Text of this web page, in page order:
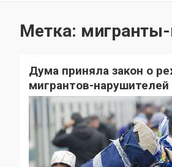
Метка:
Дума приняла закон о
мигрантов-нарушителей